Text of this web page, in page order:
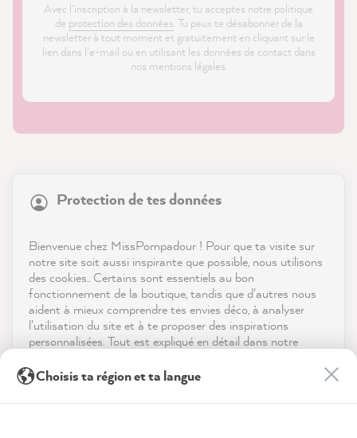
Avec l'inscription à la newsletter, tu acceptes notre politique
de protection des données. Tu peux te désabonner de la
newsletter à tout moment et gratuitement en cliquant sur le
lien dans l'e-mail ou en utilisant les données de contact dans
nos mentions légales.
Boutique
Service
Contact
Télécharger l'appli
Les médias sociaux
Protection de tes données
Bienvenue chez MissPompadour ! Pour que ta visite sur
notre site soit aussi inspirante que possible, nous utilisons
des cookies.. Certains sont essentiels au bon
fonctionnement de la boutique, tandis que d'autres nous
aident à mieux comprendre tes envies déco, à analyser
l'utilisation du site et à te proposer des inspirations
personnalisées. Tout est expliqué en détail dans notre
En cliquant sur « Tout accepter », tu nous autorises à
peaufiner ton expérience avec nous. Pas d'inquiétude, tu
reviews-io
Client vérifié
MissPompadour Farbkarten-Set Weißtöne
Choisis ta région et ta langue